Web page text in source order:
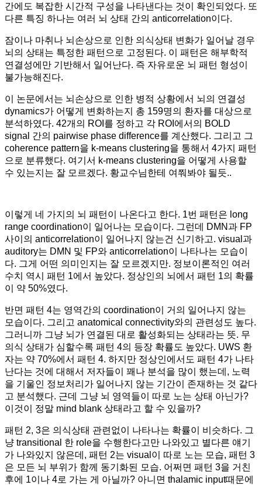
간에도 복잡한 시간적 구성을 나타낸다는 것이 확인되었다. 또
다른 특징 하나는 여러 뇌 상태 간의 anticorrelation이다.
잠이나 마취나 뇌손상으로 인한 의식상태 변화가 일어날 경우
뇌의 상태는 특정한 패턴으로 고정된다. 이 패턴은 해부학적
연결성에만 기반해서 일어난다. 즉 자유로운 뇌 패턴 형성이
불가능해진다.
이 논문에서는 뇌손상으로 인한 병적 상황에서 뇌의 연결성
dynamics가 어떻게 변화하는지 총 159명의 환자를 대상으로
분석하였다. 42개의 ROI를 정하고 각 ROI에서의 BOLD
signal 간의 pairwise phase difference를 계산했다. 그리고 그
coherence pattern을 k-means clustering을 통해서 4가지 패턴
으로 분류했다. 여기서 k-means clustering을 어떻게 사용할
수 있는지는 잘 모르겠다. 황교수님한테 여쭤봐야 될듯..
이렇게 네 가지의 뇌 패턴이 나온다고 한다. 1번 패턴은 long
range coordination이 일어나는 모습이다. 그런데 DMN과 FP
사이의 anticorrelation이 일어나지 않는건 신기하고. visual과
auditory는 DMN 및 FP와 anticorrelation이 나타나는 모습이
다. 그게 어떤 의미인지는 잘 모르겠지만. 정보이론적인 여러
수치 역시 패턴 1에서 높았다. 정상인의 뇌에서 패턴 1의 확률
이 약 50%였다.
반면 패턴 4는 영역간의 coordination이 거의 일어나지 않는
모습이다. 그리고 anatomical connectivity와의 관련성도 높다.
그러니까 그냥 뇌가 연결된 대로 활성화되는 상태라는 뜻. 무
의식 상태가 심할수록 패턴 4의 등장 확률도 높았다. UWS 환
자는 약 70%에서 패턴 4. 하지만 정상인에서도 패턴 4가 나타
난다는 것에 대해서 저자들이 꽤나 분석을 많이 했는데, 노력
을 기울인 정보처리가 일어나지 않는 기간이 존재하는 것 같다
고 분석했다. 근데 그냥 뇌 영역들이 따로 노는 상태 아닌가?
이것이 정말 mind blank 상태라고 할 수 있을까?
패턴 2, 3은 의식상태 관련없이 나타나는 확률이 비슷하다. 그
냥 transitional 한 role을 수행한다고만 나와있고 별다른 얘기
가 나와있지 않은데, 패턴 2는 visual이 따로 노는 모습, 패턴 3
은 모든 뇌 부위가 함께 동기화된 모습. 어쩌면 패턴 3을 거친
후에 1이나 4로 가는 게 아닐까? 아니면 thalamic input때문에